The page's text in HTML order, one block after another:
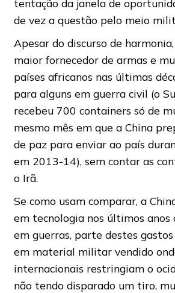
tentação da janela de
de vez a questão pelo meio
Apesar do discurso de
maior fornecedor de armas e
países africanos nas últimas
para alguns em guerra civil (o
recebeu 700 containers só de
mesmo mês em que a China
de paz para enviar ao país
em 2013-14), sem contar as
o Irã.
Se como usam comparar, a
em tecnologia nos últimos anos
em guerras, parte destes
em material militar vendido
internacionais restringiam o
não tendo disparado um tiro,